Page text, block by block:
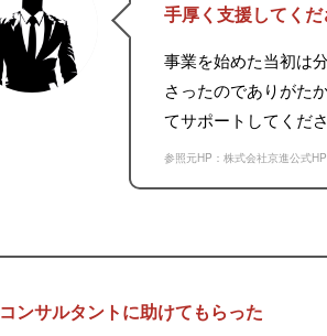
手厚く支援してく
事業を始めた当初は
さったのでありがた
てサポートしてくだ
参照元HP：株式会社京進公式
コンサルタントに助けてもらった